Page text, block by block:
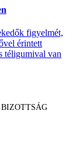
figyelmét,
érintett
téligumival van